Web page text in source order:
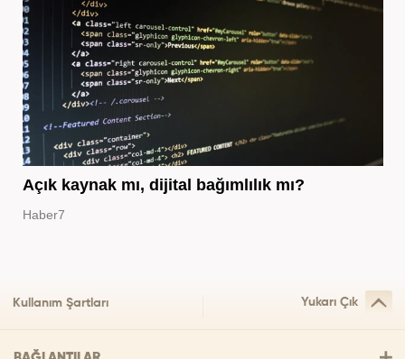
Açık kaynak mı, dijital bağımlılık mı?
Haber7
Kullanım Şartları Yukarı Çık